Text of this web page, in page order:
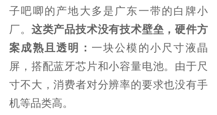
子吧唧的产地大多是广东一带的白牌小
厂。 这类产品技术没有技术壁垒，硬件方
案成熟且透明： 一块公模的小尺寸液晶
屏，搭配蓝牙芯片和小容量电池。由于尺
寸不大，消费者对分辨率的要求也没有手
机等品类高。